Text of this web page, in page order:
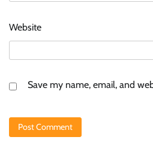
Website
Save my name, email, and